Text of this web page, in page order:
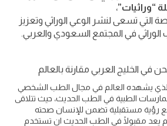
“وراثيات”،
التي تسعى لنشر الوعي الوراثي وتعزيز
في المجتمع السعودي والعربي.
يشهده العالم في مجال الطب الشخصي
الطبية في الطب الحديث، حيث تتلاقى
مع رؤية مستقبلية تضمن للإنسان صحته
يعد مقبولًا في الطب الحديث ان تستخدم